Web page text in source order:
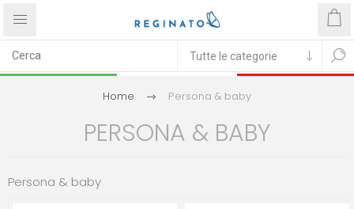
Home Persona & baby
PERSONA & BABY
Persona & baby